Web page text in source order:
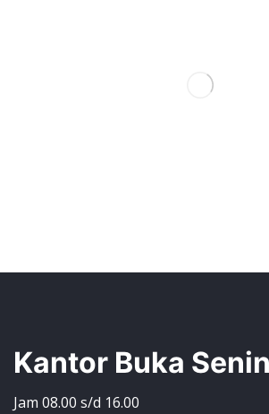
Kantor Buka
Jam 08.00 s/d 16.00